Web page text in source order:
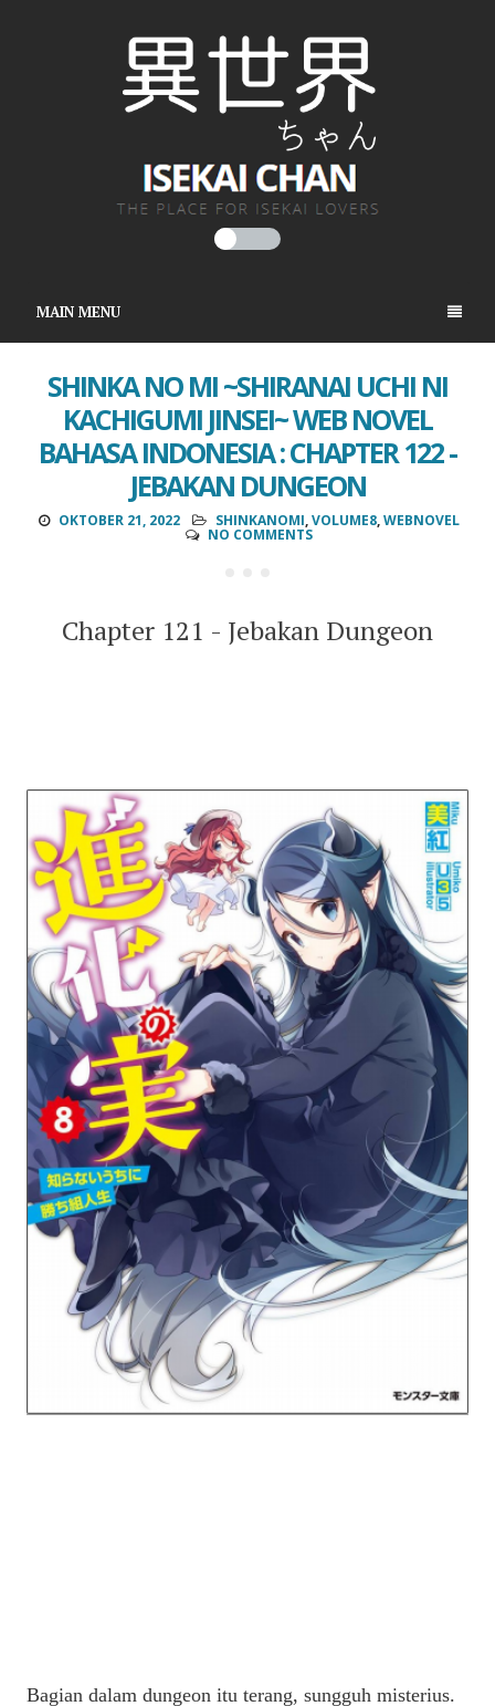
MAIN MENU
SHINKA NO MI ~SHIRANAI UCHI NI
KACHIGUMI JINSEI~ WEB NOVEL
BAHASA INDONESIA : CHAPTER 122 -
JEBAKAN DUNGEON
OKTOBER 21, 2022 SHINKANOMI,VOLUME8,WEBNOVEL
NO COMMENTS
Chapter 121 - Jebakan Dungeon
Bagian dalam dungeon itu terang, sungguh misterius.